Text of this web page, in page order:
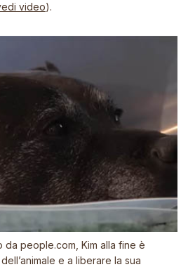
video).
da people.com , Kim alla fine è
e a liberare la sua